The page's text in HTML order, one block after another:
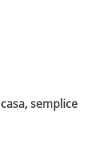
semplice